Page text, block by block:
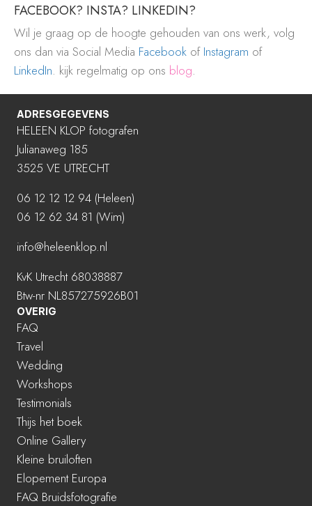
FACEBOOK? INSTA? LINKEDIN?
Wil je graag op de hoogte gehouden van ons werk, volg
ons dan via Social Media Facebook of Instagram of
LinkedIn. kijk regelmatig op ons blog.
ADRESGEGEVENS
HELEEN KLOP fotografen
Julianaweg 185
3525 VE UTRECHT
06 12 12 12 94 (Heleen)
06 12 62 34 81 (Wim)
info@heleenklop.nl
KvK Utrecht 68038887
Btw-nr NL857275926B01
OVERIG
FAQ
Travel
Wedding
Workshops
Testimonials
Thijs het boek
Online Gallery
Kleine bruiloften
Elopement Europa
FAQ Bruidsfotografie